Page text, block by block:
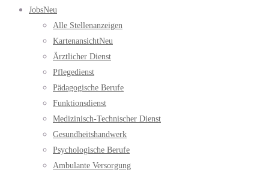
JobsNeu
Alle Stellenanzeigen
KartenansichtNeu
Ärztlicher Dienst
Pflegedienst
Pädagogische Berufe
Funktionsdienst
Medizinisch-Technischer Dienst
Gesundheitshandwerk
Psychologische Berufe
Ambulante Versorgung